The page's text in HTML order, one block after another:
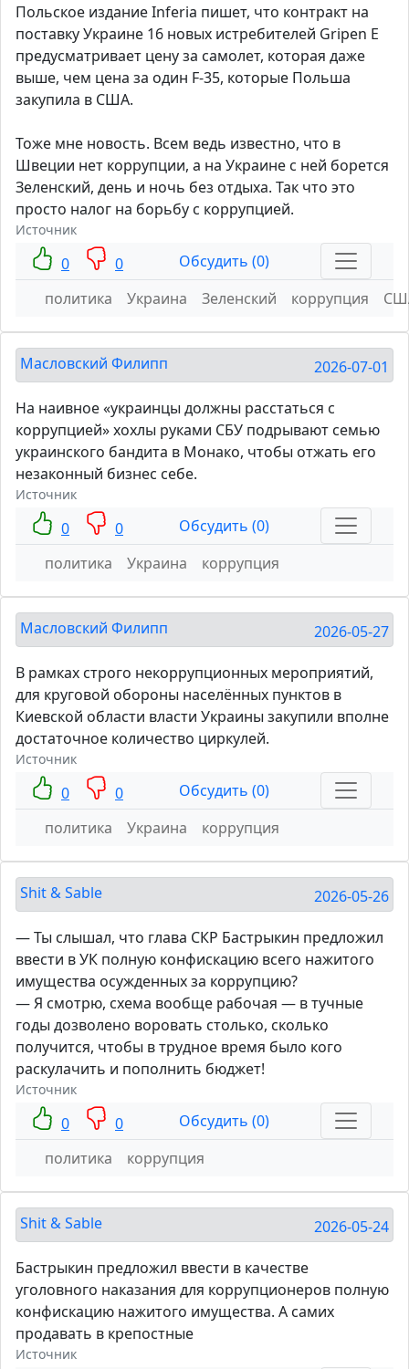
Польское издание Inferia пишет, что контракт на
поставку Украине 16 новых истребителей Gripen E
предусматривает цену за самолет, которая даже
выше, чем цена за один F-35, которые Польша
закупила в США.
Тоже мне новость. Всем ведь известно, что в
Швеции нет коррупции, а на Украине с ней борется
Зеленский, день и ночь без отдыха. Так что это
просто налог на борьбу с коррупцией.
Источник
0 0
Обсудить (0)
политика
Украина Зеленский коррупция
Масловский Филипп 2026-07-01
На наивное «украинцы должны расстаться с
коррупцией» хохлы руками СБУ подрывают семью
украинского бандита в Монако, чтобы отжать его
незаконный бизнес себе.
Источник
0 0
Обсудить (0)
политика
Украина коррупция
Масловский Филипп 2026-05-27
В рамках строго некоррупционных мероприятий,
для круговой обороны населённых пунктов в
Киевской области власти Украины закупили вполне
достаточное количество циркулей.
Источник
0 0
Обсудить (0)
политика
Украина коррупция
Shit & Sable 2026-05-26
— Ты слышал, что глава СКР Бастрыкин предложил
ввести в УК полную конфискацию всего нажитого
имущества осужденных за коррупцию?
— Я смотрю, схема вообще рабочая — в тучные
годы дозволено воровать столько, сколько
получится, чтобы в трудное время было кого
раскулачить и пополнить бюджет!
Источник
0 0
Обсудить (0)
политика
коррупция
Shit & Sable 2026-05-24
Бастрыкин предложил ввести в качестве
уголовного наказания для коррупционеров полную
конфискацию нажитого имущества. А самих
продавать в крепостные
Источник